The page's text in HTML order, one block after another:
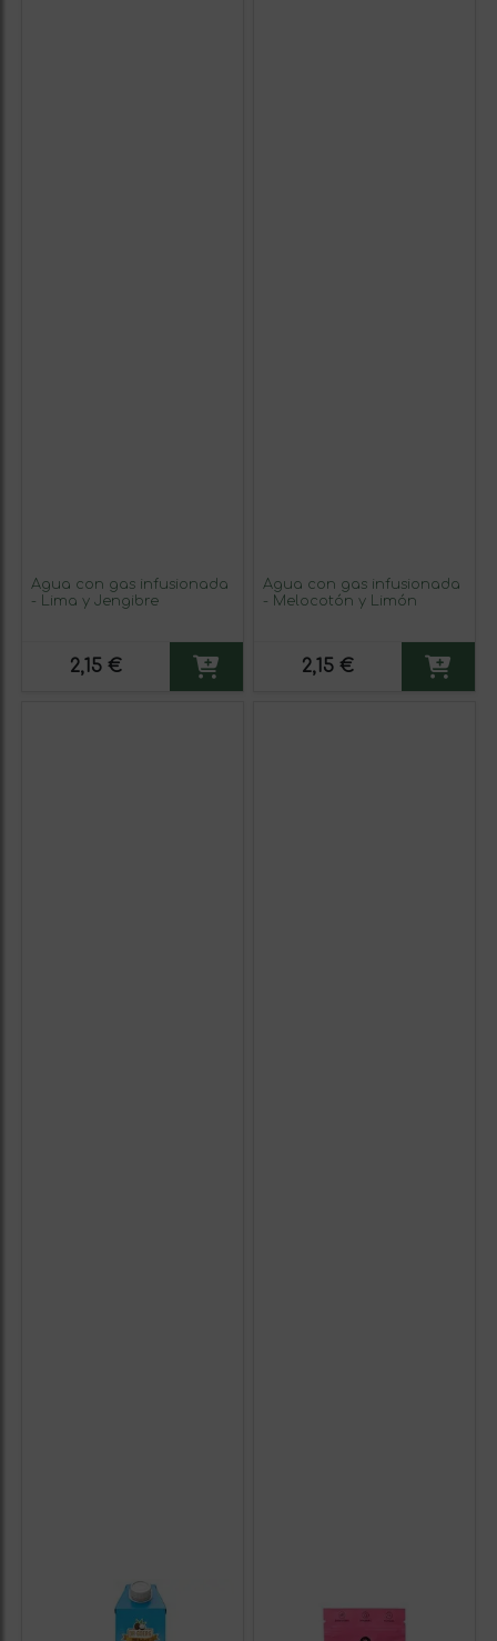
Agua con gas infusionada
- Lima y Jengibre
2,15 €
Agua con gas infusionada
- Melocotón y Limón
2,15 €